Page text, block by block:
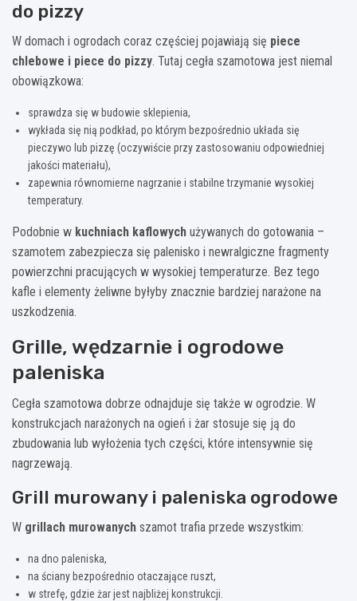
do pizzy
W domach i ogrodach coraz częściej pojawiają się piece
chlebowe i piece do pizzy. Tutaj cegła szamotowa jest niemal
obowiązkowa:
sprawdza się w budowie sklepienia,
wykłada się nią podkład, po którym bezpośrednio układa się
pieczywo lub pizzę (oczywiście przy zastosowaniu odpowiedniej
jakości materiału),
zapewnia równomierne nagrzanie i stabilne trzymanie wysokiej
temperatury.
Podobnie w kuchniach kaflowych używanych do gotowania –
szamotem zabezpiecza się palenisko i newralgiczne fragmenty
powierzchni pracujących w wysokiej temperaturze. Bez tego
kafle i elementy żeliwne byłyby znacznie bardziej narażone na
uszkodzenia.
Grille, wędzarnie i ogrodowe
paleniska
Cegła szamotowa dobrze odnajduje się także w ogrodzie. W
konstrukcjach narażonych na ogień i żar stosuje się ją do
zbudowania lub wyłożenia tych części, które intensywnie się
nagrzewają.
Grill murowany i paleniska ogrodowe
W grillach murowanych szamot trafia przede wszystkim:
na dno paleniska,
na ściany bezpośrednio otaczające ruszt,
w strefę, gdzie żar jest najbliżej konstrukcji.